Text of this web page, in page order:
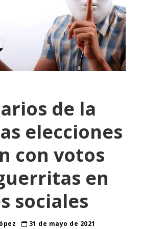
de la
elecciones
con votos
en
sociales
31 de mayo de 2021